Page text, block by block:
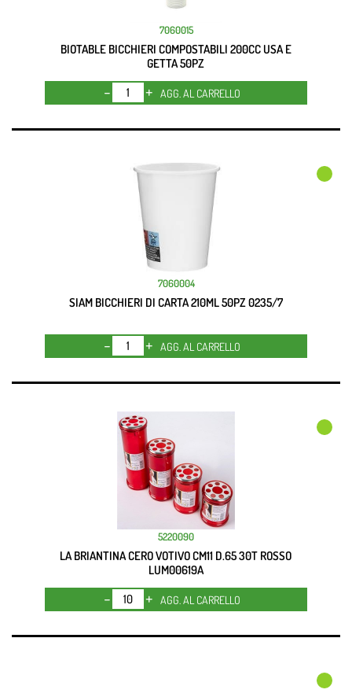
7060015
BIOTABLE BICCHIERI COMPOSTABILI 200CC USA E
GETTA 50PZ
Quantità
AGG. AL CARRELLO
7060004
SIAM BICCHIERI DI CARTA 210ML 50PZ 0235/7
Quantità
AGG. AL CARRELLO
5220090
LA BRIANTINA CERO VOTIVO CM11 D.65 30T ROSSO
LUM00619A
Quantità
AGG. AL CARRELLO